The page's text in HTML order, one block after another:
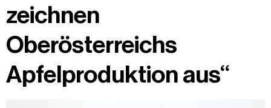
zeichnen
Oberösterreichs
Apfelproduktion aus“